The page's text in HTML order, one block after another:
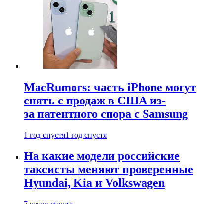
MacRumors: часть iPhone могут
снять с продаж в США из-
за патентного спора с Samsung
1 год спустя1 год спустя
На какие модели российские
таксисты меняют проверенные
Hyundai, Kia и Volkswagen